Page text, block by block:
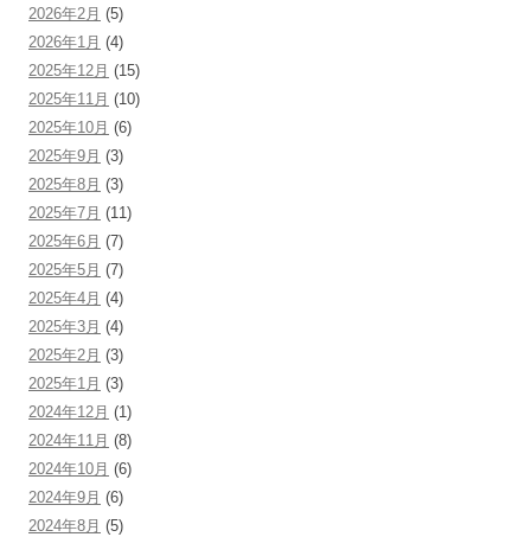
2026年2月 (5)
2026年1月 (4)
2025年12月 (15)
2025年11月 (10)
2025年10月 (6)
2025年9月 (3)
2025年8月 (3)
2025年7月 (11)
2025年6月 (7)
2025年5月 (7)
2025年4月 (4)
2025年3月 (4)
2025年2月 (3)
2025年1月 (3)
2024年12月 (1)
2024年11月 (8)
2024年10月 (6)
2024年9月 (6)
2024年8月 (5)